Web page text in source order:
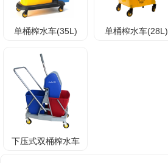
单桶榨水车(35L) 单桶榨水车(28L)
下压式双桶榨水车